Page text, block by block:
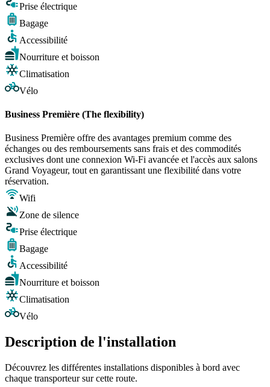
Prise électrique
Bagage
Accessibilité
Nourriture et boisson
Climatisation
Vélo
Business Première (The flexibility)
Business Première offre des avantages premium comme des
échanges ou des remboursements sans frais et des commodités
exclusives dont une connexion Wi-Fi avancée et l'accès aux salons
Grand Voyageur, tout en garantissant une flexibilité dans votre
réservation.
Wifi
Zone de silence
Prise électrique
Bagage
Accessibilité
Nourriture et boisson
Climatisation
Vélo
Description de l'installation
Découvrez les différentes installations disponibles à bord avec
chaque transporteur sur cette route.